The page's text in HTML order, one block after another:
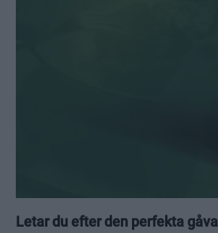
Letar du efter den perfekta